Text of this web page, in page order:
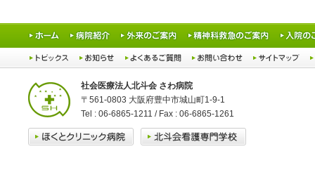
社会医療法人北斗会 さわ病院
〒561-0803 大阪府豊中市城山町1-9-1
Tel : 06-6865-1211 / Fax : 06-6865-1261